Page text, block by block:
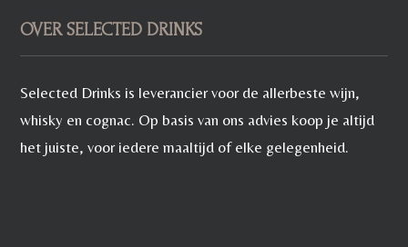
OVER SELECTED DRINKS
Selected Drinks is leverancier voor de allerbeste wijn,
whisky en cognac. Op basis van ons advies koop je altijd
het juiste, voor iedere maaltijd of elke gelegenheid.